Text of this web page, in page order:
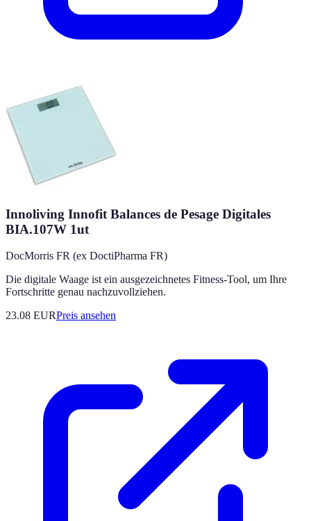
Innoliving Innofit Balances de Pesage Digitales
BIA.107W 1ut
DocMorris FR (ex DoctiPharma FR)
Die digitale Waage ist ein ausgezeichnetes Fitness-Tool, um Ihre
Fortschritte genau nachzuvollziehen.
23.08 EURPreis ansehen